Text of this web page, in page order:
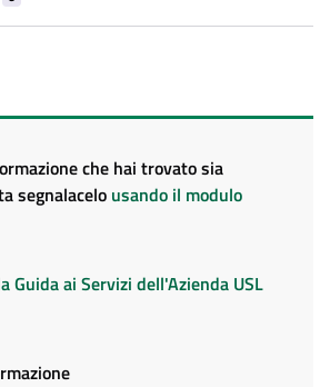
che hai trovato sia
segnalacelo usando il modulo
Guida ai Servizi dell'Azienda USL